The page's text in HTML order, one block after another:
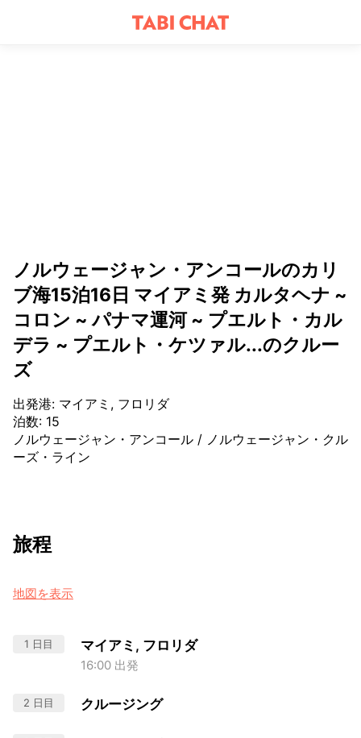
ノルウェージャン・アンコールのカリ
ブ海15泊16日 マイアミ発 カルタヘナ ~
コロン ~ パナマ運河 ~ プエルト・カル
デラ ~ プエルト・ケツァル...のクルー
ズ
出発港: マイアミ, フロリダ
泊数: 15
ノルウェージャン・アンコール / ノルウェージャン・クル
ーズ・ライン
旅程
地図を表示
1 日目 マイアミ, フロリダ
16:00 出発
2 日目 クルージング